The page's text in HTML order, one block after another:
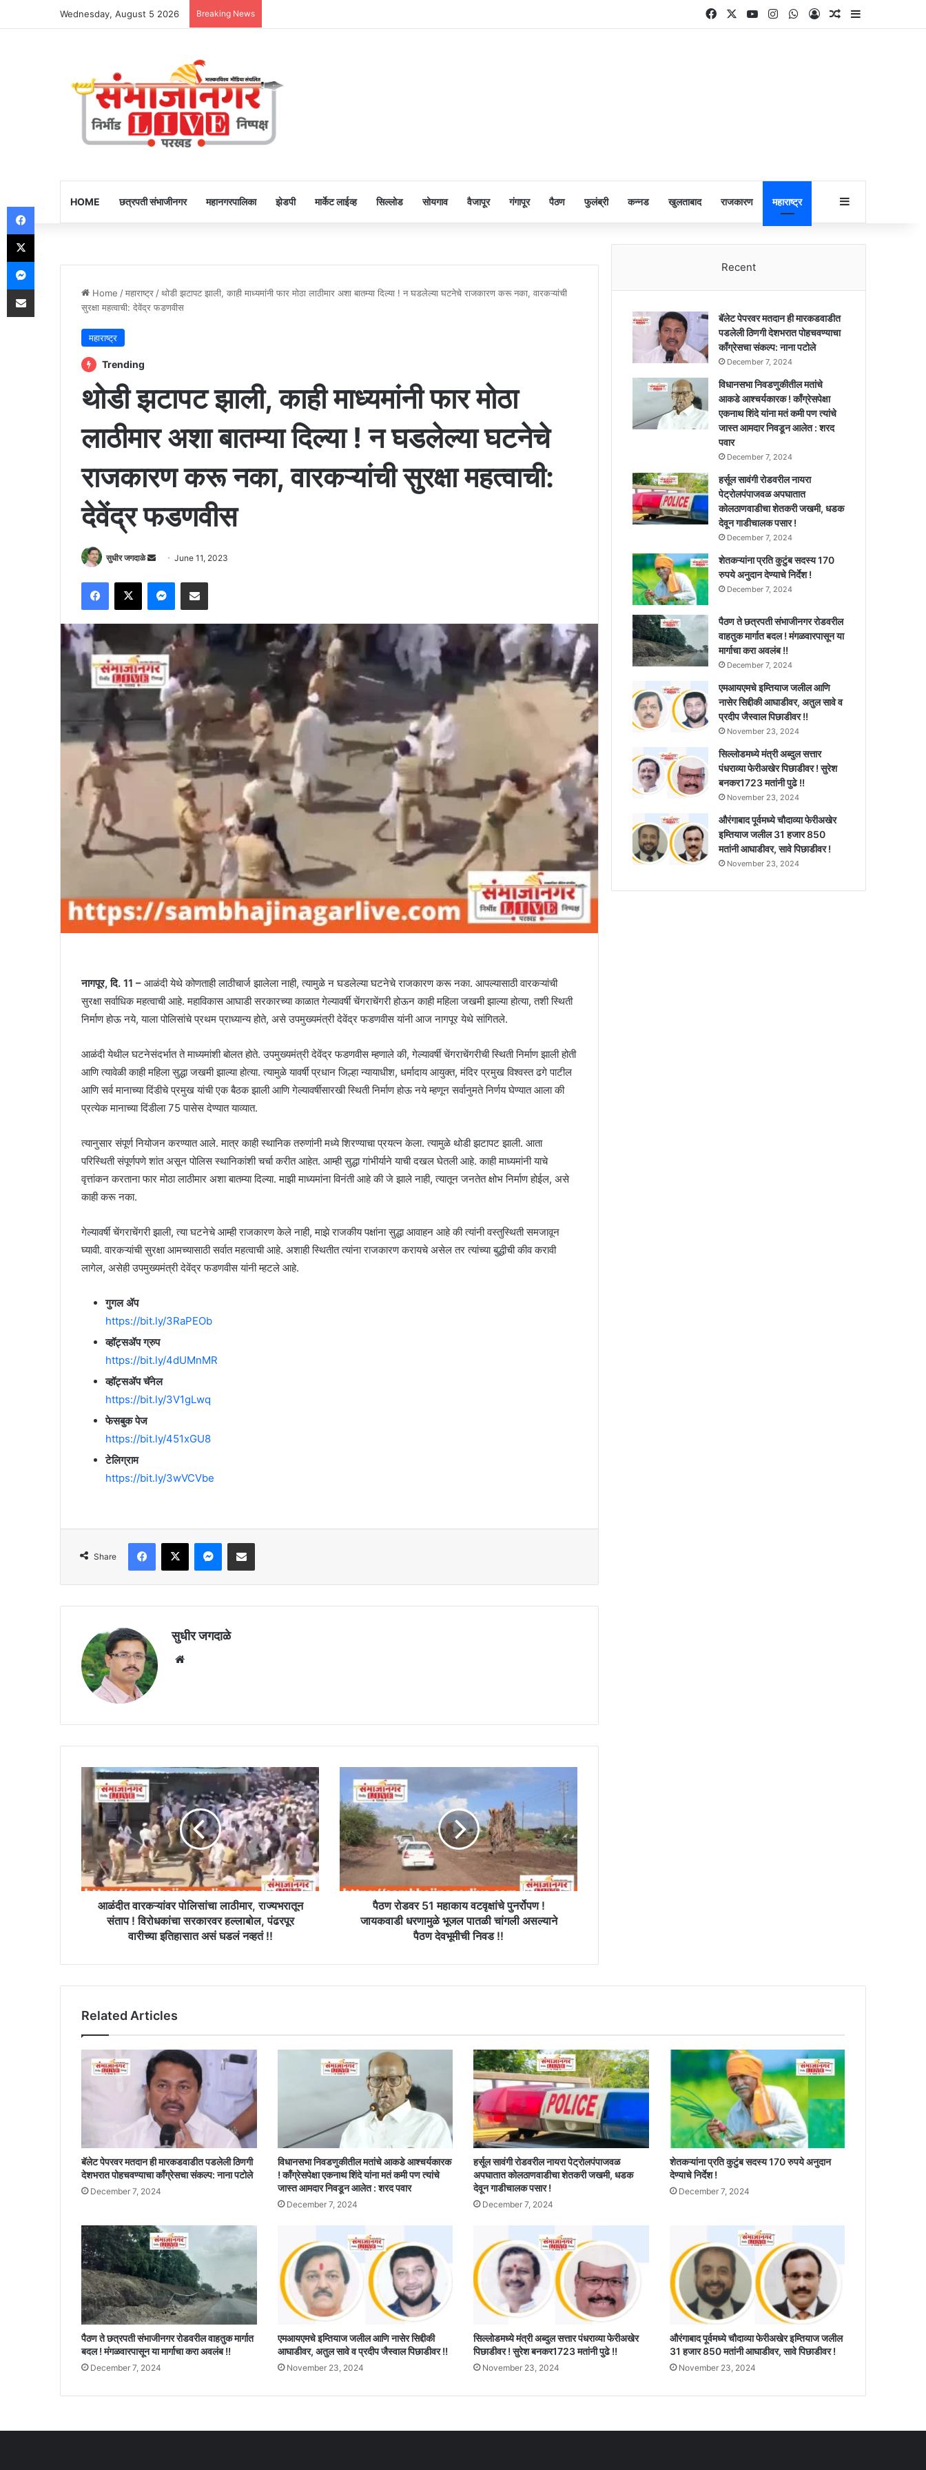
Wednesday, August 5 2026 Breaking News FacebookYouTubeInstagramWhatsApp
Log InRandom Article
Sidebar
HOME छत्रपती संभाजीनगर महानगरपालिका झेडपी मार्केट लाईव्ह सिल्लोड सोयगाव वैजापूर गंगापूर पैठण फुलंब्री कन्नड खुलताबाद राजकारण महाराष्ट्र Sidebar
Home /महाराष्ट्र /थोडी झटापट झाली, काही माध्यमांनी फार मोठा लाठीमार अशा बातम्या दिल्या ! न घडलेल्या घटनेचे राजकारण करू नका, वारकऱ्यांची
सुरक्षा महत्वाची: देवेंद्र फडणवीस
महाराष्ट्र
Trending
थोडी झटापट झाली, काही माध्यमांनी फार मोठा
लाठीमार अशा बातम्या दिल्या ! न घडलेल्या घटनेचे
राजकारण करू नका, वारकऱ्यांची सुरक्षा महत्वाची:
देवेंद्र फडणवीस
सुधीर जगदाळे
Send
email
June 11, 2023
Facebook
X Messenger
Share via Email
नागपूर, दि. 11 – आळंदी येथे कोणताही लाठीचार्ज झालेला नाही, त्यामुळे न घडलेल्या घटनेचे राजकारण करू नका. आपल्यासाठी वारकऱ्यांची
सुरक्षा सर्वाधिक महत्वाची आहे. महाविकास आघाडी सरकारच्या काळात गेल्यावर्षी चेंगराचेंगरी होऊन काही महिला जखमी झाल्या होत्या, तशी स्थिती
निर्माण होऊ नये, याला पोलिसांचे प्रथम प्राध्यान्य होते, असे उपमुख्यमंत्री देवेंद्र फडणवीस यांनी आज नागपूर येथे सांगितले.
आळंदी येथील घटनेसंदर्भात ते माध्यमांशी बोलत होते. उपमुख्यमंत्री देवेंद्र फडणवीस म्हणाले की, गेल्यावर्षी चेंगराचेंगरीची स्थिती निर्माण झाली होती
आणि त्यावेळी काही महिला सुद्धा जखमी झाल्या होत्या. त्यामुळे यावर्षी प्रधान जिल्हा न्यायाधीश, धर्मादाय आयुक्त, मंदिर प्रमुख विश्वस्त ढगे पाटील
आणि सर्व मानाच्या दिंडीचे प्रमुख यांची एक बैठक झाली आणि गेल्यावर्षीसारखी स्थिती निर्माण होऊ नये म्हणून सर्वानुमते निर्णय घेण्यात आला की
प्रत्येक मानाच्या दिंडीला 75 पासेस देण्यात याव्यात.
त्यानुसार संपूर्ण नियोजन करण्यात आले. मात्र काही स्थानिक तरुणांनी मध्ये शिरण्याचा प्रयत्न केला. त्यामुळे थोडी झटापट झाली. आता
परिस्थिती संपूर्णपणे शांत असून पोलिस स्थानिकांशी चर्चा करीत आहेत. आम्ही सुद्धा गांभीर्याने याची दखल घेतली आहे. काही माध्यमांनी याचे
वृत्तांकन करताना फार मोठा लाठीमार अशा बातम्या दिल्या. माझी माध्यमांना विनंती आहे की जे झाले नाही, त्यातून जनतेत क्षोभ निर्माण होईल, असे
काही करू नका.
गेल्यावर्षी चेंगराचेंगरी झाली, त्या घटनेचे आम्ही राजकारण केले नाही, माझे राजकीय पक्षांना सुद्धा आवाहन आहे की त्यांनी वस्तुस्थिती समजावून
घ्यावी. वारकऱ्यांची सुरक्षा आमच्यासाठी सर्वात महत्वाची आहे. अशाही स्थितीत त्यांना राजकारण करायचे असेल तर त्यांच्या बुद्धीची कीव करावी
लागेल, असेही उपमुख्यमंत्री देवेंद्र फडणवीस यांनी म्हटले आहे.
गुगल ॲप
https://bit.ly/3RaPEOb
व्हॉट्सॲप ग्रुप
https://bit.ly/4dUMnMR
व्हॉट्सॲप चॅनेल
https://bit.ly/3V1gLwq
फेसबुक पेज
https://bit.ly/451xGU8
टेलिग्राम
https://bit.ly/3wVCVbe
Share
Facebook
X Messenger
Share via Email
सुधीर जगदाळे
आळंदीत
वारकऱ्यांवर
पोलिसांचा
लाठीमार,
राज्यभरातून
संताप
!
विरोधकांचा
सरकारवर
हल्लाबोल,
नव्हतं
आळंदीत वारकऱ्यांवर पोलिसांचा लाठीमार, राज्यभरातून
संताप ! विरोधकांचा सरकारवर हल्लाबोल, पंढरपूर
वारीच्या इतिहासात असं घडलं नव्हतं !!
रोडवर
51
महाकाय
वटवृक्षांचे
पुनर्रोपण
!
जायकवाडी
धरणामुळे
निवड
पैठण रोडवर 51 महाकाय वटवृक्षांचे पुनर्रोपण !
जायकवाडी धरणामुळे भूजल पातळी चांगली असल्याने
पैठण देवभूमीची निवड !!
Recent
बॅलेट पेपरवर मतदान ही मारकडवाडीत
पडलेली ठिणगी देशभरात पोहचवण्याचा
काँग्रेसचा संकल्प: नाना पटोले
December 7, 2024
विधानसभा निवडणुकीतील मतांचे
आकडे आश्चर्यकारक ! काँग्रेसपेक्षा
एकनाथ शिंदे यांना मतं कमी पण त्यांचे
जास्त आमदार निवडून आलेत : शरद
पवार
December 7, 2024
हर्सूल सावंगी रोडवरील नायरा
पेट्रोलपंपाजवळ अपघातात
कोलठाणवाडीचा शेतकरी जखमी, धडक
देवून गाडीचालक पसार !
December 7, 2024
शेतकऱ्यांना प्रति कुटुंब सदस्य 170
रुपये अनुदान देण्याचे निर्देश !
December 7, 2024
पैठण ते छत्रपती संभाजीनगर रोडवरील
वाहतुक मार्गात बदल ! मंगळवारपासून या
मार्गाचा करा अवलंब !!
December 7, 2024
एमआयएमचे इम्तियाज जलील आणि
नासेर सिद्दीकी आघाडीवर, अतुल सावे व
प्रदीप जैस्वाल पिछाडीवर !!
November 23, 2024
सिल्लोडमध्ये मंत्री अब्दुल सत्तार
पंधराव्या फेरीअखेर पिछाडीवर ! सुरेश
बनकर1723 मतांनी पुढे !!
November 23, 2024
औरंगाबाद पूर्वमध्ये चौदाव्या फेरीअखेर
इम्तियाज जलील 31 हजार 850
मतांनी आघाडीवर, सावे पिछाडीवर !
November 23, 2024
Related Articles
बॅलेट पेपरवर मतदान ही मारकडवाडीत पडलेली ठिणगी
देशभरात पोहचवण्याचा काँग्रेसचा संकल्प: नाना पटोले
December 7, 2024
विधानसभा निवडणुकीतील मतांचे आकडे आश्चर्यकारक
! काँग्रेसपेक्षा एकनाथ शिंदे यांना मतं कमी पण त्यांचे
जास्त आमदार निवडून आलेत : शरद पवार
December 7, 2024
हर्सूल सावंगी रोडवरील नायरा पेट्रोलपंपाजवळ
अपघातात कोलठाणवाडीचा शेतकरी जखमी, धडक
देवून गाडीचालक पसार !
December 7, 2024
शेतकऱ्यांना प्रति कुटुंब सदस्य 170 रुपये अनुदान
देण्याचे निर्देश !
December 7, 2024
पैठण ते छत्रपती संभाजीनगर रोडवरील वाहतुक मार्गात
बदल ! मंगळवारपासून या मार्गाचा करा अवलंब !!
December 7, 2024
एमआयएमचे इम्तियाज जलील आणि नासेर सिद्दीकी
आघाडीवर, अतुल सावे व प्रदीप जैस्वाल पिछाडीवर !!
November 23, 2024
सिल्लोडमध्ये मंत्री अब्दुल सत्तार पंधराव्या फेरीअखेर
पिछाडीवर ! सुरेश बनकर1723 मतांनी पुढे !!
November 23, 2024
औरंगाबाद पूर्वमध्ये चौदाव्या फेरीअखेर इम्तियाज जलील
31 हजार 850 मतांनी आघाडीवर, सावे पिछाडीवर !
November 23, 2024
Facebook
X
Messenger
Share via Email